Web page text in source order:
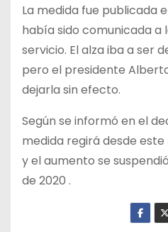
La medida fue publicada
había sido comunicada a
servicio. El alza iba a ser
pero el presidente
dejarla sin efecto.
Según se informó en el
medida regirá desde este
y el aumento se
de 2020 .